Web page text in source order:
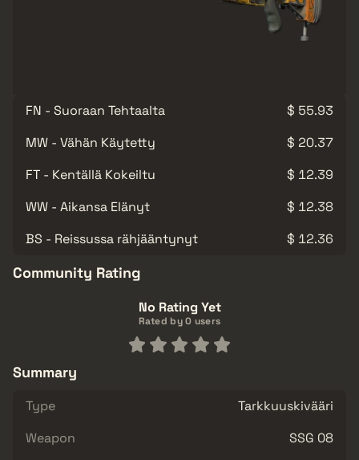
FN - Suoraan Tehtaalta
$ 55.93
MW - Vähän Käytetty
$ 20.37
FT - Kentällä Kokeiltu
$ 12.39
WW - Aikansa Elänyt
$ 12.38
BS - Reissussa rähjääntynyt
$ 12.36
Community Rating
No Rating Yet
Rated by 0 users
Summary
Type
Tarkkuuskivääri
Weapon
SSG 08